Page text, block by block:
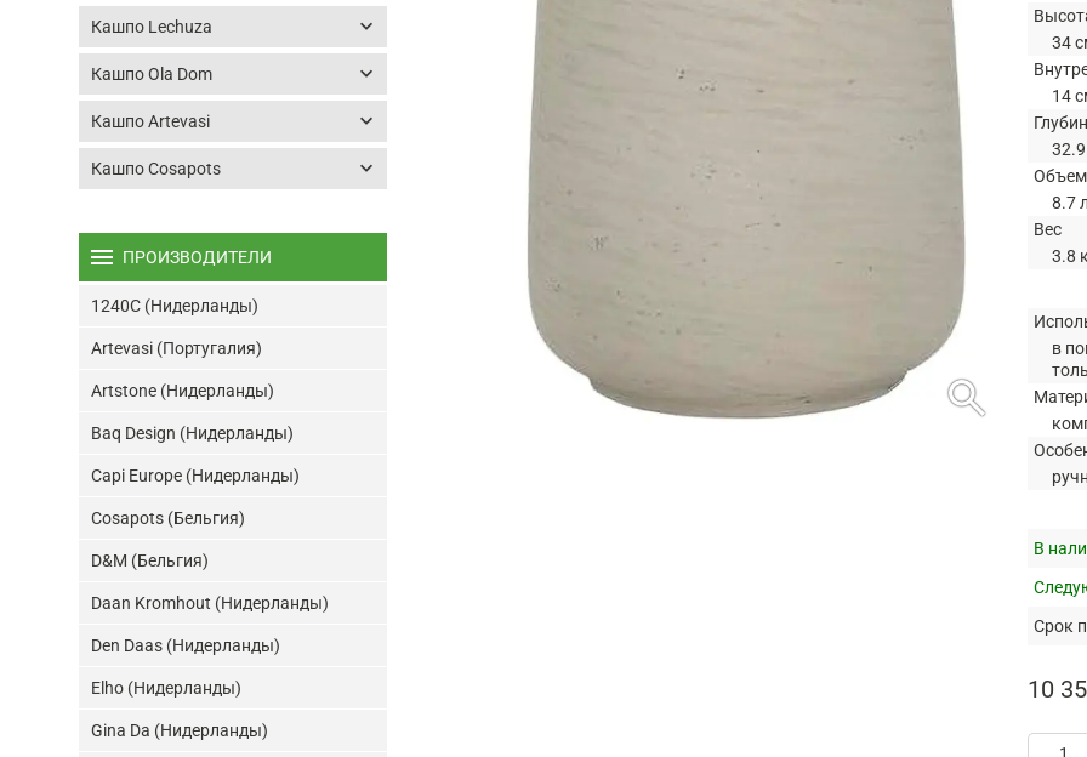
search
34
14
Объем
8.7
Вес
3.8
в
В
Срок
10
Кашпо Lechuza keyboard_arrow_down
Кашпо Ola Dom keyboard_arrow_down
Кашпо Artevasi keyboard_arrow_down
Кашпо Cosapots keyboard_arrow_down
menu ПРОИЗВОДИТЕЛИ
1240C (Нидерланды)
Artevasi (Португалия)
Artstone (Нидерланды)
Baq Design (Нидерланды)
Capi Europe (Нидерланды)
Cosapots (Бельгия)
D&M (Бельгия)
Daan Kromhout (Нидерланды)
Den Daas (Нидерланды)
Elho (Нидерланды)
Gina Da (Нидерланды)